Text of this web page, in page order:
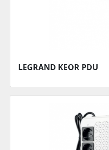
LEGRAND KEOR PDU